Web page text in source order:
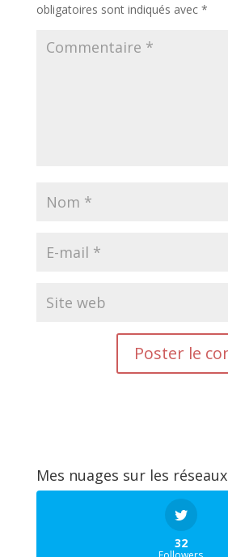
obligatoires sont indiqués avec *
Mes nuages sur les réseaux
32